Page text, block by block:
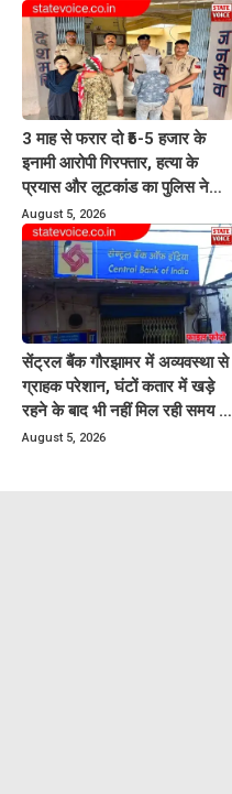
3 माह से फरार दो ₹5-5 हजार के
इनामी आरोपी गिरफ्तार, हत्या के
प्रयास और लूटकांड का पुलिस ने
किया खुलासा
August 5, 2026
सेंट्रल बैंक गौरझामर में अव्यवस्था से
ग्राहक परेशान, घंटों कतार में खड़े
रहने के बाद भी नहीं मिल रही समय पर
बैंकिंग सेवायें
August 5, 2026